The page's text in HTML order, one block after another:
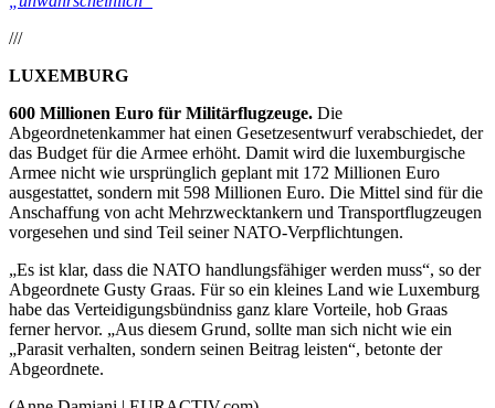
///
LUXEMBURG
600 Millionen Euro für Militärflugzeuge. Die
Abgeordnetenkammer hat einen Gesetzesentwurf verabschiedet, der
das Budget für die Armee erhöht. Damit wird die luxemburgische
Armee nicht wie ursprünglich geplant mit 172 Millionen Euro
ausgestattet, sondern mit 598 Millionen Euro. Die Mittel sind für die
Anschaffung von acht Mehrzwecktankern und Transportflugzeugen
vorgesehen und sind Teil seiner NATO-Verpflichtungen.
„Es ist klar, dass die NATO handlungsfähiger werden muss“, so der
Abgeordnete Gusty Graas. Für so ein kleines Land wie Luxemburg
habe das Verteidigungsbündniss ganz klare Vorteile, hob Graas
ferner hervor. „Aus diesem Grund, sollte man sich nicht wie ein
„Parasit verhalten, sondern seinen Beitrag leisten“, betonte der
Abgeordnete.